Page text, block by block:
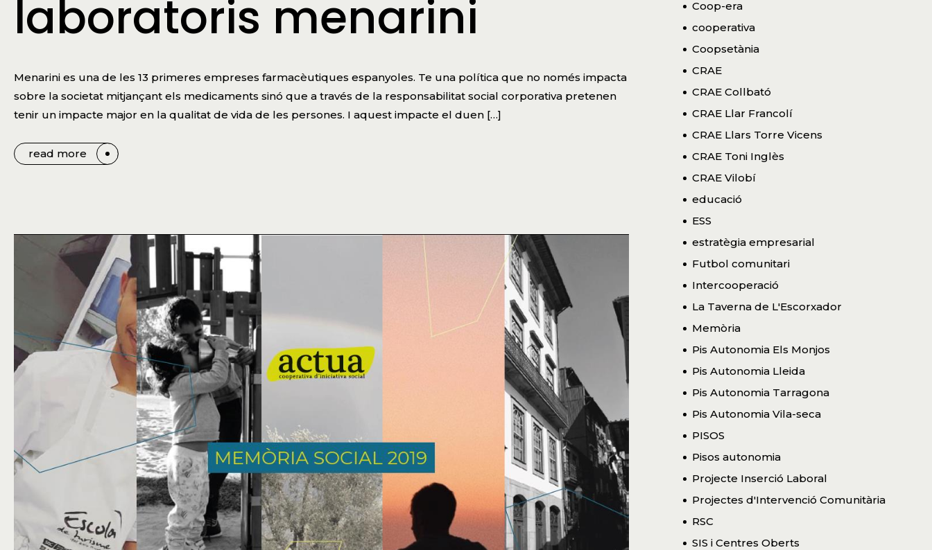
laboratoris menarini
Menarini es una de les 13 primeres empreses farmacèutiques espanyoles. Te una política que no només impacta
sobre la societat mitjançant els medicaments sinó que a través de la responsabilitat social corporativa pretenen
tenir un impacte major en la qualitat de vida de les persones. I aquest impacte el duen […]
read more
Coop-era
cooperativa
Coopsetània
CRAE
CRAE Collbató
CRAE Llar Francolí
CRAE Llars Torre Vicens
CRAE Toni Inglès
CRAE Vilobí
educació
ESS
estratègia empresarial
Futbol comunitari
Intercooperació
La Taverna de L'Escorxador
Memòria
Pis Autonomia Els Monjos
Pis Autonomia Lleida
Pis Autonomia Tarragona
Pis Autonomia Vila-seca
PISOS
Pisos autonomia
Projecte Inserció Laboral
Projectes d'Intervenció Comunitària
RSC
SIS i Centres Oberts